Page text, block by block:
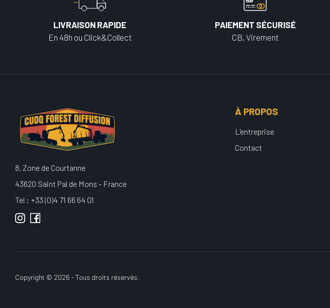
LIVRAISON RAPIDE
En 48h ou Click&Collect
PAIEMENT SÉCURISÉ
CB, Virement
8, Zone de Courtanne
43620 Saint Pal de Mons - France
Tel : +33 (0)4 71 66 64 01
À PROPOS
L'entreprise
Contact
Copyright © 2026 - Tous droits réservés.